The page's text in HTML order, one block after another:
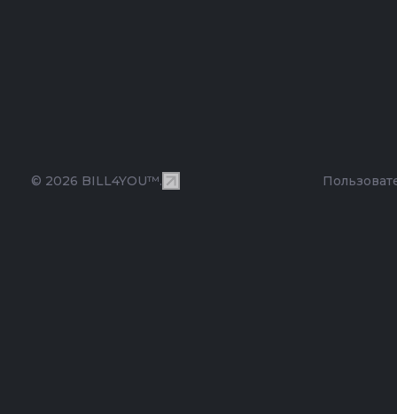
© 2026 BILL4YOU™.